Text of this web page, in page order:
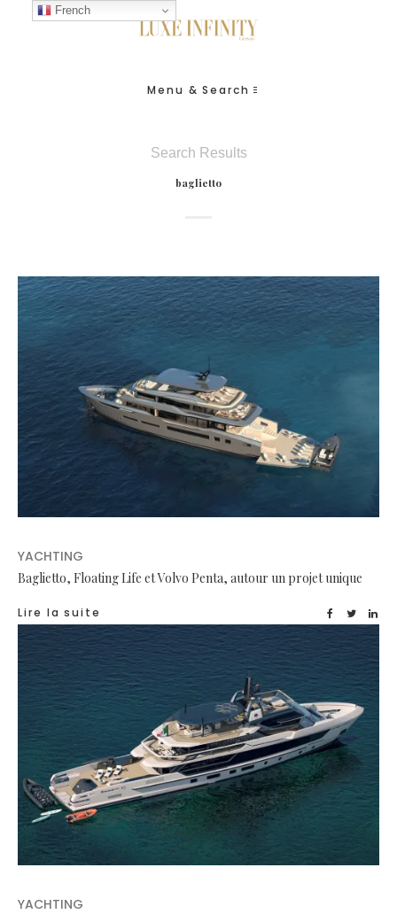
Menu & Search
Search Results
baglietto
YACHTING
Baglietto, Floating Life et Volvo Penta, autour un projet unique
Lire la suite
YACHTING
French